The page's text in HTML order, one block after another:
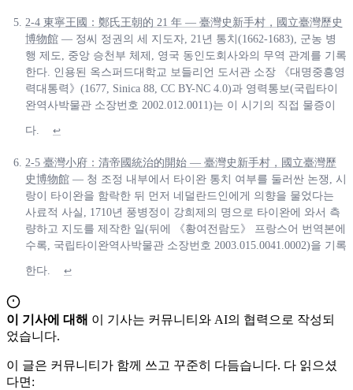
2-4 東寧王國：鄭氏王朝的 21 年 — 臺灣史新手村，國立臺灣歷史
博物館 — 정씨 정권의 세 지도자, 21년 통치(1662-1683), 군농 병
행 제도, 중앙 승천부 체제, 영국 동인도회사와의 무역 관계를 기록
한다. 인용된 옥스퍼드대학교 보들리언 도서관 소장 《대명중흥영
력대통력》(1677, Sinica 88, CC BY-NC 4.0)과 영력통보(국립타이
완역사박물관 소장번호 2002.012.0011)는 이 시기의 직접 물증이
다. ↩
2-5 臺灣小府：清帝國統治的開始 — 臺灣史新手村，國立臺灣歷
史博物館 — 청 조정 내부에서 타이완 통치 여부를 둘러싼 논쟁, 시
랑이 타이완을 함락한 뒤 먼저 네덜란드인에게 의향을 물었다는
사료적 사실, 1710년 풍병정이 강희제의 명으로 타이완에 와서 측
량하고 지도를 제작한 일(뒤에 《황여전람도》 프랑스어 번역본에
수록, 국립타이완역사박물관 소장번호 2003.015.0041.0002)을 기록
한다. ↩
이 기사에 대해 이 기사는 커뮤니티와 AI의 협력으로 작성되
었습니다.
이 글은 커뮤니티가 함께 쓰고 꾸준히 다듬습니다. 다 읽으셨
다면: